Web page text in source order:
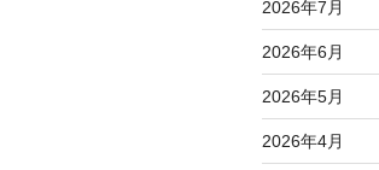
2026年7月
2026年6月
2026年5月
2026年4月